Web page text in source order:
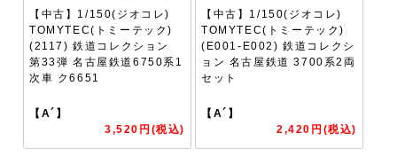
【中古】1/150(ジオコレ)
TOMYTEC(トミーテック)
(2117) 鉄道コレクション
第33弾 名古屋鉄道6750系1
次車 ク6651
【A´】
3,520円(税込)
【中古】1/150(ジオコレ)
TOMYTEC(トミーテック)
(E001-E002) 鉄道コレクシ
ョン 名古屋鉄道 3700系2両
セット
【A´】
2,420円(税込)